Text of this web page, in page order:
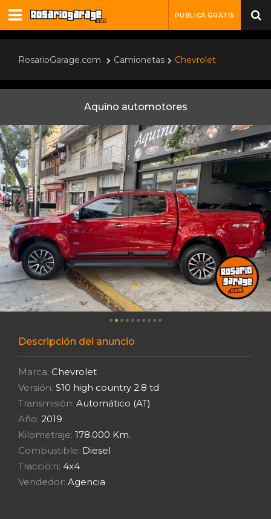
PUBLICÁ GRATIS
RosarioGarage.com Camionetas Chevrolet
Aquino automotores
Descripción del anuncio
Marca: Chevrolet
Versión: S10 high country 2.8 td
Transmisión: Automático (AT)
Año: 2019
Kilometraje: 178.000 Km.
Combustible: Diesel
Tracció:n: 4x4
Vendedor: Agencia